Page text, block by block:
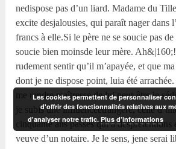
nedispose pas d’un liard. Madame du
excite desjalousies, qui paraît nager dans
francs à elle.Si le père ne se soucie pas
soucie bien moinsde leur mère.
rudement sentir qu’il m’apayée, et que
dont je ne dispose point, luia été arrachée.
me rendre maîtresse de lui,peut-être le
je subis une influenceétrangère, celle
cinquante ans passés qui a
veuve d’un notaire. Je le sens, jene serai
Les cookies permettent de personnaliser
d'offrir des fonctionnalités relatives aux
d'analyser notre trafic.Plus d’informations